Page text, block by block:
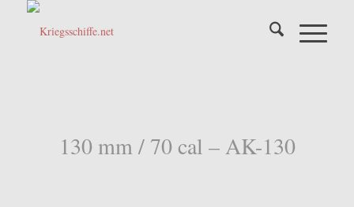
130 mm / 70 cal – AK-130